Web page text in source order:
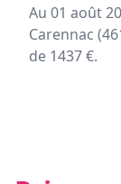
Au 01 août
Carennac
de 1437 €.